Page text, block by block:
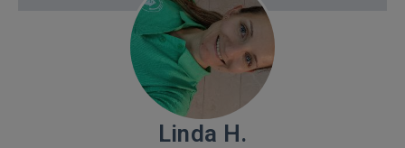
Linda H.